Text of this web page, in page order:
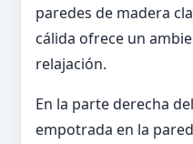
paredes de madera
cálida ofrece un
relajación.
En la parte derecha
empotrada en la